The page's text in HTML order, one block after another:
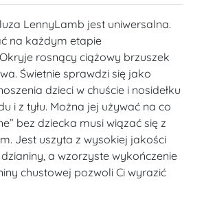
LennyLamb jest uniwersalna.
na każdym etapie
rosnący ciążowy brzuszek
Świetnie sprawdzi się jako
dzieci w chuście i nosidełku
i z tyłu. Można jej używać na co
bez dziecka musi wiązać się z
Jest uszyta z wysokiej jakości
dzianiny, a wzorzyste wykończenie
chustowej pozwoli Ci wyrazić